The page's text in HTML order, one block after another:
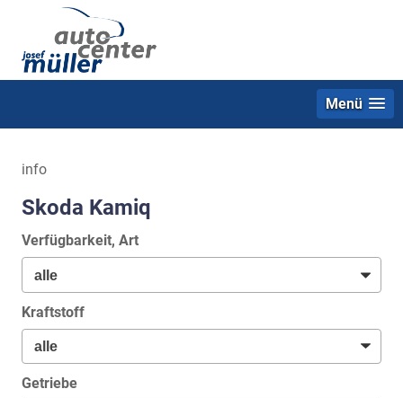
Menü
info
Skoda Kamiq
Verfügbarkeit, Art
Kraftstoff
Getriebe